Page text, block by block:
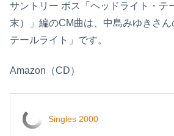
サントリー ボス「ヘッドライト・テ
末）」編のCM曲は、中島みゆきさん
テールライト」です。
Amazon（CD）
Singles 2000